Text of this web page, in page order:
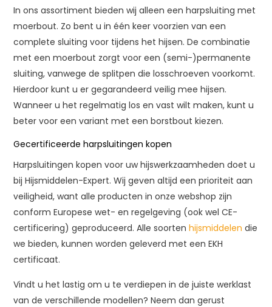
In ons assortiment bieden wij alleen een harpsluiting met
moerbout. Zo bent u in één keer voorzien van een
complete sluiting voor tijdens het hijsen. De combinatie
met een moerbout zorgt voor een (semi-)permanente
sluiting, vanwege de splitpen die losschroeven voorkomt.
Hierdoor kunt u er gegarandeerd veilig mee hijsen.
Wanneer u het regelmatig los en vast wilt maken, kunt u
beter voor een variant met een borstbout kiezen.
Gecertificeerde harpsluitingen kopen
Harpsluitingen kopen voor uw hijswerkzaamheden doet u
bij Hijsmiddelen-Expert. Wij geven altijd een prioriteit aan
veiligheid, want alle producten in onze webshop zijn
conform Europese wet- en regelgeving (ook wel CE-
certificering) geproduceerd. Alle soortenhijsmiddelen die
we bieden, kunnen worden geleverd met een EKH
certificaat.
Vindt u het lastig om u te verdiepen in de juiste werklast
van de verschillende modellen? Neem dan gerust